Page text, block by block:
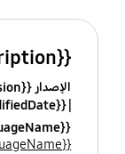
{{file.description}}
الإصدار {{file.fileVersion}}
{{file.fileModifiedDate}}
{{file.languageName}}
{{file.languageName}}